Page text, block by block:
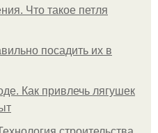
Что такое петля
посадить их в
Как привлечь лягушек